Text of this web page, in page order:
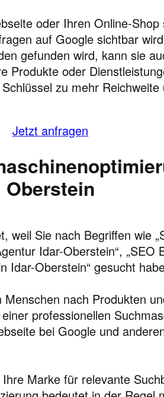
oder Ihren Online-
auf Google sichtbar
gefunden wird, kann sie
Produkte oder
zu mehr Reichweite
Jetzt anfragen
Oberstein
weil Sie nach Begriffen wie
Idar-Oberstein“, „SEO
Idar-Oberstein“ gesucht
nach Produkten
professionellen
bei Google und
Marke für relevante